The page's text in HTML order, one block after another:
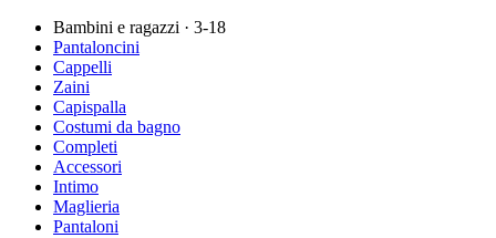
Bambini e ragazzi · 3-18
Pantaloncini
Cappelli
Zaini
Capispalla
Costumi da bagno
Completi
Accessori
Intimo
Maglieria
Pantaloni